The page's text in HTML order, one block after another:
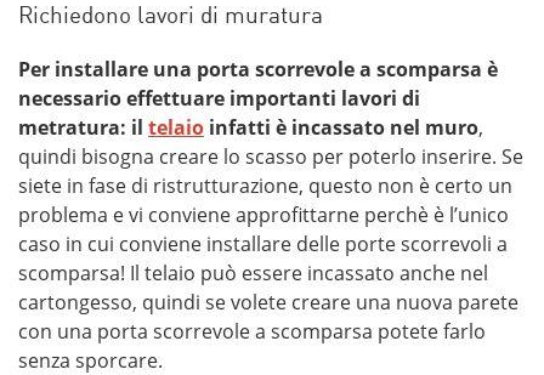
Richiedono lavori di muratura
Per installare una porta scorrevole a scomparsa è
necessario effettuare importanti lavori di
metratura: il telaio infatti è incassato nel muro,
quindi bisogna creare lo scasso per poterlo inserire. Se
siete in fase di ristrutturazione, questo non è certo un
problema e vi conviene approfittarne perchè è l’unico
caso in cui conviene installare delle porte scorrevoli a
scomparsa! Il telaio può essere incassato anche nel
cartongesso, quindi se volete creare una nuova parete
con una porta scorrevole a scomparsa potete farlo
senza sporcare.